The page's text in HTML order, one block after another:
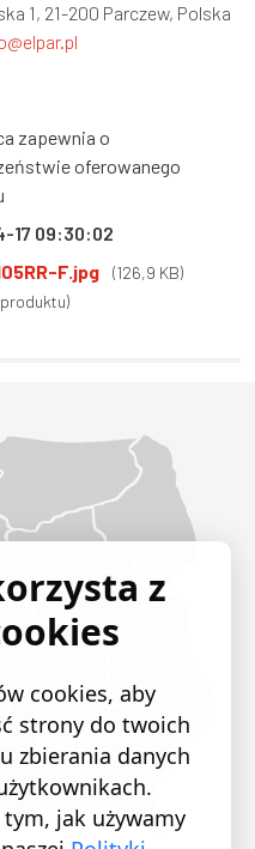
1, 21-200 Parczew, Polska
zapewnia o
oferowanego
17 09:30:02
F.jpg
(126,9 KB)
z
cookies, aby
strony do twoich
zbierania danych
jak używamy